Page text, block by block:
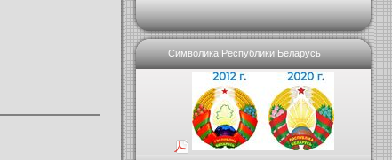
Символика Республики Беларусь